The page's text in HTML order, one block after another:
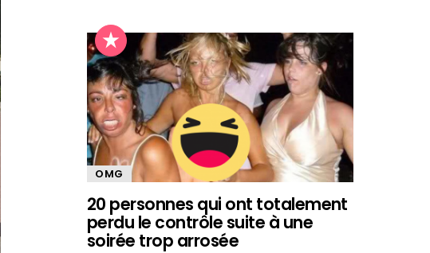
OMG
20 personnes qui ont totalement
perdu le contrôle suite à une
soirée trop arrosée